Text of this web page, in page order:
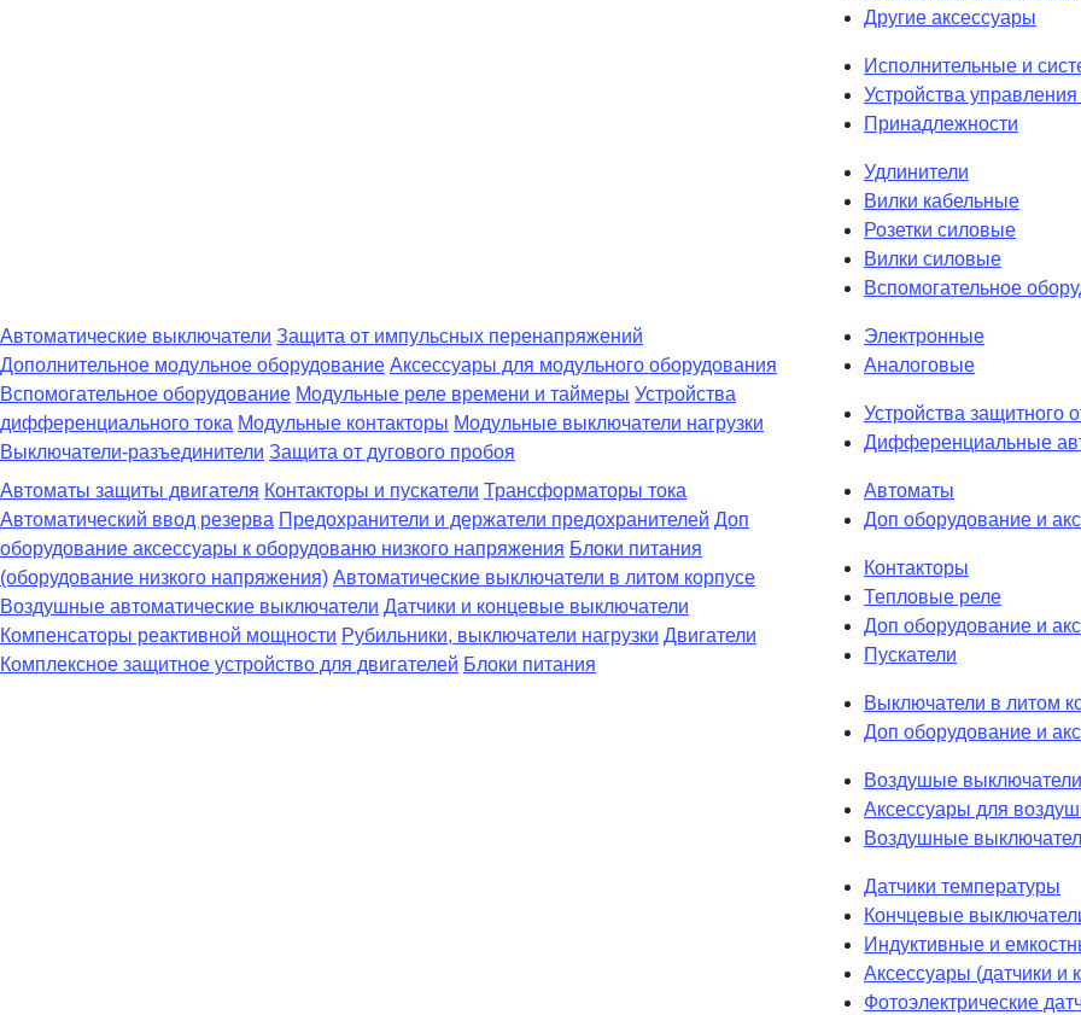
Другие аксессуары
Исполнительные и
Устройства управления
Принадлежности
Удлинители
Вилки кабельные
Розетки силовые
Вилки силовые
Вспомогательное
Автоматические выключатели Защита от импульсных перенапряжений
Дополнительное модульное оборудование Аксессуары для модульного оборудования
Вспомогательное оборудование Модульные реле времени и таймеры Устройства
дифференциального тока Модульные контакторы Модульные выключатели нагрузки
Выключатели-разъединители Защита от дугового пробоя
Электронные
Аналоговые
Устройства защитного
Дифференциальные
Автоматы защиты двигателя Контакторы и пускатели Трансформаторы тока
Автоматический ввод резерва Предохранители и держатели предохранителей Доп
оборудование аксессуары к оборудованю низкого напряжения Блоки питания
(оборудование низкого напряжения) Автоматические выключатели в литом корпусе
Воздушные автоматические выключатели Датчики и концевые выключатели
Компенсаторы реактивной мощности Рубильники, выключатели нагрузки Двигатели
Комплексное защитное устройство для двигателей Блоки питания
Автоматы
Доп оборудование и
Контакторы
Тепловые реле
Доп оборудование и
Пускатели
Выключатели в литом
Доп оборудование и
Воздушые
Аксессуары для
Воздушные
Датчики температуры
Кончцевые
Индуктивные и
Аксессуары (датчики и
Фотоэлектрические